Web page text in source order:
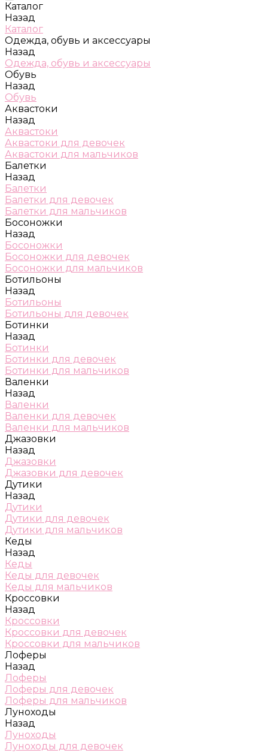
Каталог
Назад
Каталог
Одежда, обувь и аксессуары
Назад
Одежда, обувь и аксессуары
Обувь
Назад
Обувь
Аквастоки
Назад
Аквастоки
Аквастоки для девочек
Аквастоки для мальчиков
Балетки
Назад
Балетки
Балетки для девочек
Балетки для мальчиков
Босоножки
Назад
Босоножки
Босоножки для девочек
Босоножки для мальчиков
Ботильоны
Назад
Ботильоны
Ботильоны для девочек
Ботинки
Назад
Ботинки
Ботинки для девочек
Ботинки для мальчиков
Валенки
Назад
Валенки
Валенки для девочек
Валенки для мальчиков
Джазовки
Назад
Джазовки
Джазовки для девочек
Дутики
Назад
Дутики
Дутики для девочек
Дутики для мальчиков
Кеды
Назад
Кеды
Кеды для девочек
Кеды для мальчиков
Кроссовки
Назад
Кроссовки
Кроссовки для девочек
Кроссовки для мальчиков
Лоферы
Назад
Лоферы
Лоферы для девочек
Лоферы для мальчиков
Луноходы
Назад
Луноходы
Луноходы для девочек